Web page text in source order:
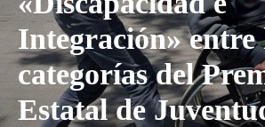
Integración» entre
categorías del
Estatal de